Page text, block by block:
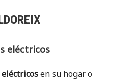
eléctricos
en su hogar o